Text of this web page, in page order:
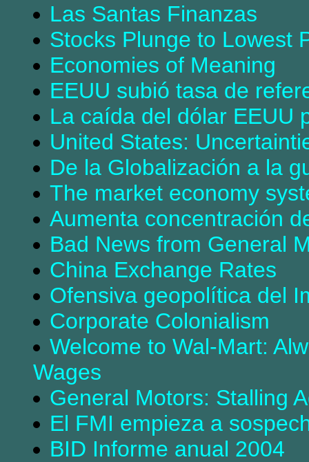
Las Santas Finanzas
Stocks Plunge to Lowest
Economies of Meaning
EEUU subió tasa de
La caída del dólar EEUU
United States:
De la Globalización a la
The market economy
Aumenta concentración
Bad News from General
China Exchange Rates
Ofensiva geopolítica del
Corporate Colonialism
Welcome to Wal-Mart:
Wages
General Motors: Stalling
El FMI empieza a
BID Informe anual 2004